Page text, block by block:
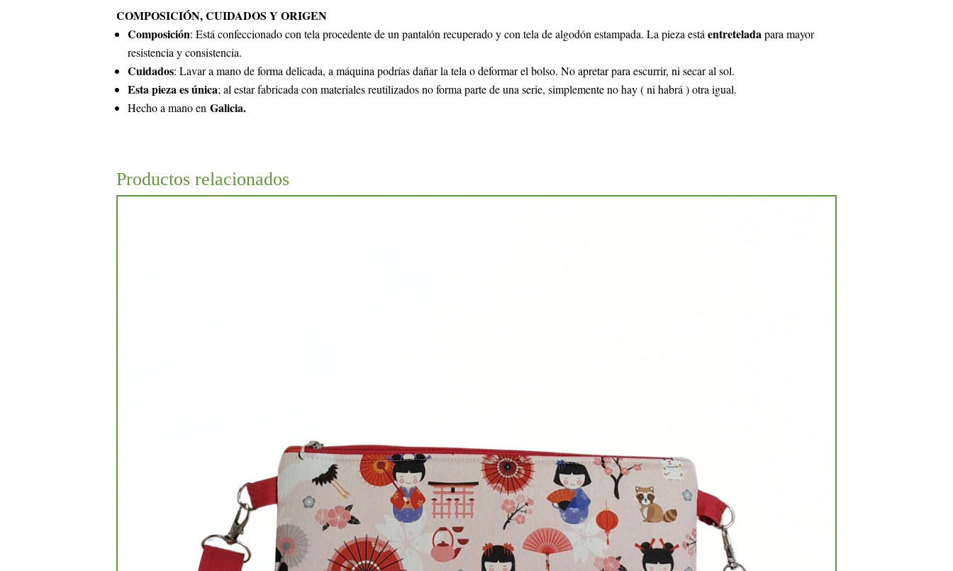
COMPOSICIÓN, CUIDADOS Y ORIGEN
Composición: Está confeccionado con tela procedente de un pantalón recuperado y con tela de algodón estampada. La pieza estáentretelada para mayor
resistencia y consistencia.
Cuidados: Lavar a mano de forma delicada, a máquina podrías dañar la tela o deformar el bolso. No apretar para escurrir, ni secar al sol.
Esta pieza es única; al estar fabricada con materiales reutilizados no forma parte de una serie, simplemente no hay ( ni habrá ) otra igual.
Hecho a mano enGalicia.
Productos relacionados